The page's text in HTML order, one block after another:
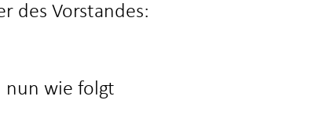
des Vorstandes:
nun wie folgt